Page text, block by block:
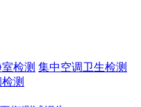
检测 集中空调卫生检测
测